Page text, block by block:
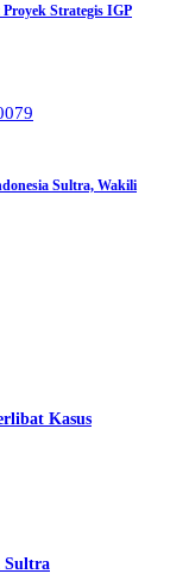
Strategis IGP
Sultra, Wakili
Kasus
Sultra